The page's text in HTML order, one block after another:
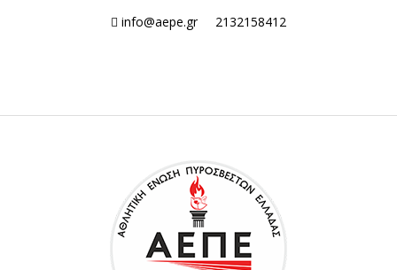
info@aepe.gr 2132158412